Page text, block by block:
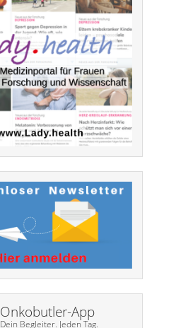
Onkobutler-App
Dein Begleiter. Jeden Tag.